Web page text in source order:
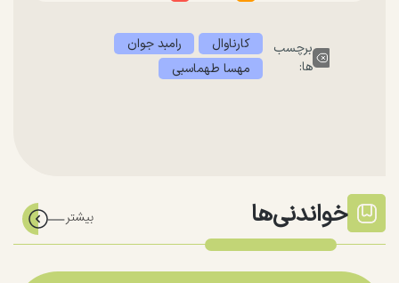
برچسب
ها:
کارناوال
رامبد جوان
مهسا طهماسبی
خواندنی‌ها